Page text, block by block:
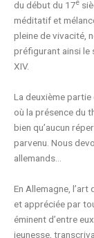
du début du 17e
méditatif et
pleine de vivacité,
préfigurant ainsi le
XIV.
La deuxième
où la présence du
bien qu’aucun
parvenu. Nous
allemands…
En Allemagne,
et appréciée par
éminent d’entre
jeunesse,